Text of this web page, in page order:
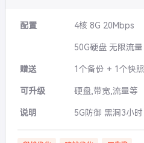
配置 4核 8G 20Mbps
50G硬盘 无限流量
赠送 1个备份 + 1个快照
可升级 硬盘,带宽,流量等
说明 5G防御 黑洞3小时